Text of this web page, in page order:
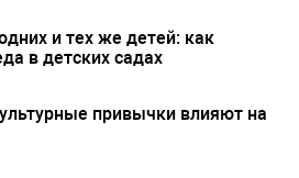
и тех же детей: как
в детских садах
привычки влияют на